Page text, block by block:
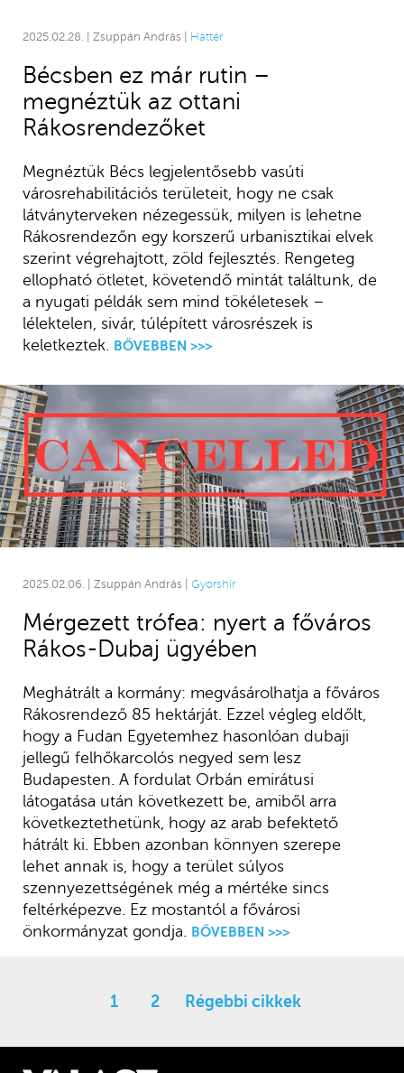
2025.02.28. | Zsuppán András | Háttér
Bécsben ez már rutin –
megnéztük az ottani
Rákosrendezőket
Megnéztük Bécs legjelentősebb vasúti
városrehabilitációs területeit, hogy ne csak
látványterveken nézegessük, milyen is lehetne
Rákosrendezőn egy korszerű urbanisztikai elvek
szerint végrehajtott, zöld fejlesztés. Rengeteg
ellopható ötletet, követendő mintát találtunk, de
a nyugati példák sem mind tökéletesek –
lélektelen, sivár, túlépített városrészek is
keletkeztek. BŐVEBBEN >>>
2025.02.06. | Zsuppán András | Gyorshír
Mérgezett trófea: nyert a főváros
Rákos-Dubaj ügyében
Meghátrált a kormány: megvásárolhatja a főváros
Rákosrendező 85 hektárját. Ezzel végleg eldőlt,
hogy a Fudan Egyetemhez hasonlóan dubaji
jellegű felhőkarcolós negyed sem lesz
Budapesten. A fordulat Orbán emirátusi
látogatása után következett be, amiből arra
következtethetünk, hogy az arab befektető
hátrált ki. Ebben azonban könnyen szerepe
lehet annak is, hogy a terület súlyos
szennyezettségének még a mértéke sincs
feltérképezve. Ez mostantól a fővárosi
önkormányzat gondja.
BŐVEBBEN >>>
1 2 Régebbi cikkek